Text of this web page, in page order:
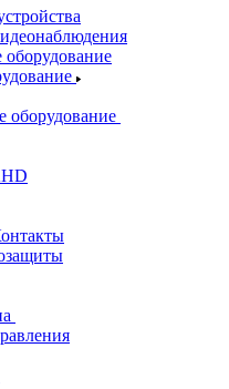
оборудование